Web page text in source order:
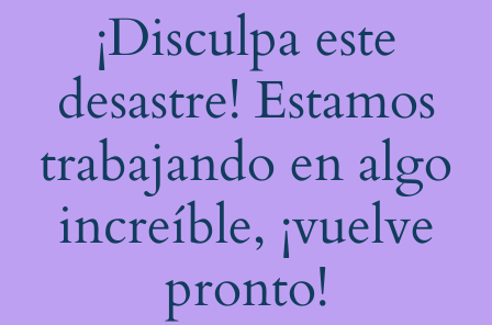
¡Disculpa este
desastre! Estamos
trabajando en algo
increíble, ¡vuelve
pronto!